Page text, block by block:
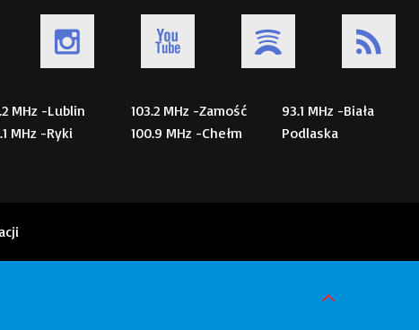
MHz -Lublin
MHz -Ryki
103.2 MHz -Zamość
100.9 MHz -Chełm
93.1 MHz -Biała
Podlaska